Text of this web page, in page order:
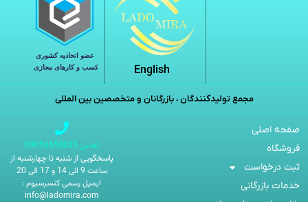
English
مجمع تولیدکنندگان ، بازرگانان و متخصصین بین المللی
صفحه اصلی
فروشگاه
ثبت درخواست
خدمات بازرگانی
تماس 09056653005
پاسخگویی از شنبه تا چهارشنبه از
ساعت 9 الی 14 و 17 الی 20
ایمیل رسمی کنسرسیوم :
info@ladomira.com